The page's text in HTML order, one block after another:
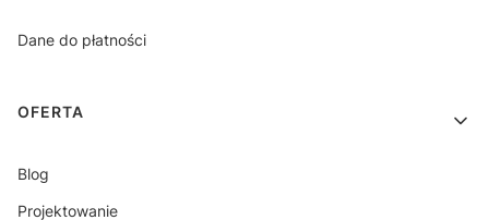
Dane do płatności
OFERTA
Blog
Projektowanie